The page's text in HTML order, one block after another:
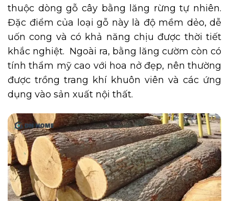
thuộc dòng gỗ cây bằng lăng rừng tự nhiên.
Đặc điểm của loại gỗ này là độ mềm dẻo, dễ
uốn cong và có khả năng chịu được thời tiết
khắc nghiệt. Ngoài ra, bằng lăng cườm còn có
tính thẩm mỹ cao với hoa nở đẹp, nên thường
được trồng trang khí khuôn viên và các ứng
dụng vào sản xuất nội thất.